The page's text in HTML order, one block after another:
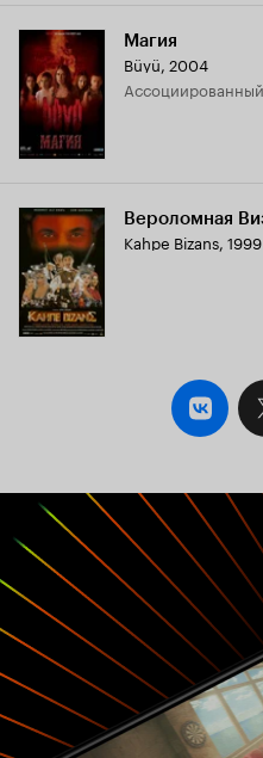
Магия
Büyü, 2004
Вероломная
Kahpe Bizans, 1999